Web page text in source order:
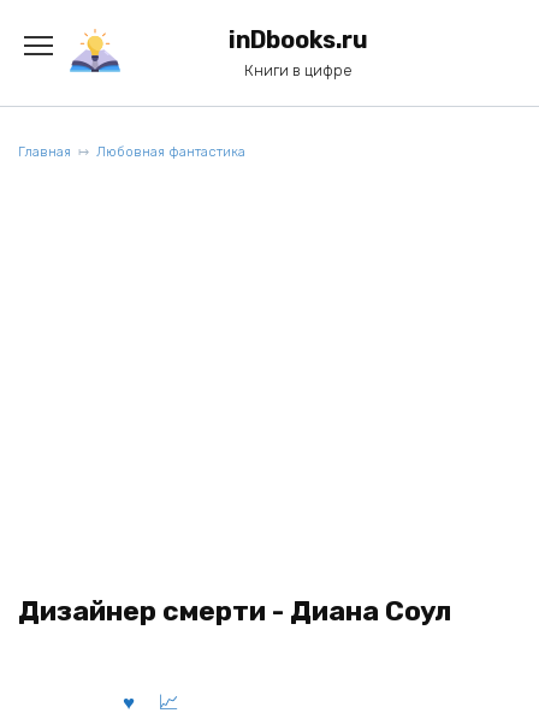
содержанию
inDbooks.ru
Книги в цифре
Главная Любовная фантастика
Дизайнер смерти - Диана Соул